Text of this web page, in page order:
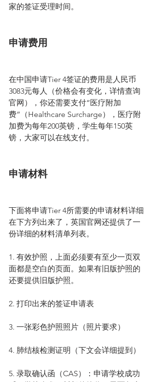
家的签证受理时间。
申请费用
在中国申请Tier 4签证的费用是人民币
3083元每人（价格会有变化，详情查询
官网），你还需要支付“医疗附加
费”（Healthcare Surcharge），医疗附
加费为每年200英镑，学生每年150英
镑，大家可以在线支付。
申请材料
下面将申请Tier 4所需要的申请材料详细
在下方列出来了，英国官网还提供了一
份详细的材料清单列表。
1. 有效护照，上面必须要有至少一页双
面都是空白的页面。如果有旧版护照的
还要提供旧版护照。
2. 打印出来的签证申请表
3. 一张彩色护照照片（照片要求）
4. 肺结核检测证明（下文会详细提到）
5. 录取确认函（CAS）：申请学校成功